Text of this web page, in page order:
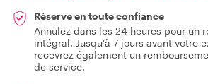
Réserve en toute confiance
Annulez dans les 24 heures pour un
intégral. Jusqu'à 7 jours avant votre
recevrez également un
de service.